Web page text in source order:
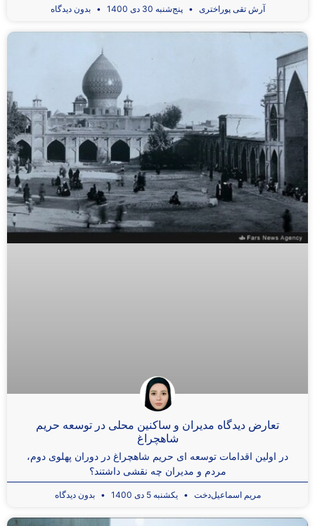
آرش تقی ‌پوراختری پنج‌شنبه 30 دی 1400 بدون دیدگاه
تعارض دیدگاه مدیران و ساکنین محلی در توسعه حریم
شاهچراغ
در اولین اقدامات توسعه ای حریم شاهچراغ در دوران پهلوی دوم،
مردم و مدیران چه نقشی داشتند؟
مریم اسماعیل‌دخت یکشنبه 5 دی 1400 بدون دیدگاه